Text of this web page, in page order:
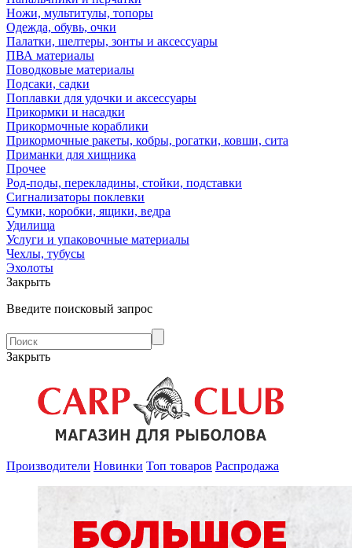
Ножи, мультитулы, топоры
Одежда, обувь, очки
Палатки, шелтеры, зонты и аксессуары
ПВА материалы
Поводковые материалы
Подсаки, садки
Поплавки для удочки и аксессуары
Прикормки и насадки
Прикормочные кораблики
Прикормочные ракеты, кобры, рогатки, ковши, сита
Приманки для хищника
Прочее
Род-поды, перекладины, стойки, подставки
Сигнализаторы поклевки
Сумки, коробки, ящики, ведра
Удилища
Услуги и упаковочные материалы
Чехлы, тубусы
Эхолоты
Закрыть
Введите поисковый запрос
Закрыть
Производители Новинки Топ товаров Распродажа